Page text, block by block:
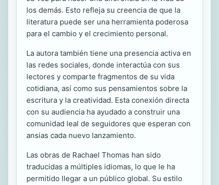
los demás. Esto refleja su creencia de que la
literatura puede ser una herramienta poderosa
para el cambio y el crecimiento personal.
La autora también tiene una presencia activa en
las redes sociales, donde interactúa con sus
lectores y comparte fragmentos de su vida
cotidiana, así como sus pensamientos sobre la
escritura y la creatividad. Esta conexión directa
con su audiencia ha ayudado a construir una
comunidad leal de seguidores que esperan con
ansias cada nuevo lanzamiento.
Las obras de Rachael Thomas han sido
traducidas a múltiples idiomas, lo que le ha
permitido llegar a un público global. Su estilo